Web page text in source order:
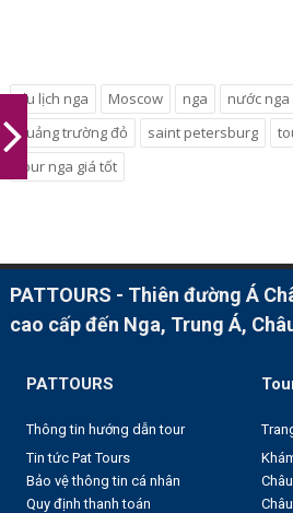
du lịch nga Moscow nga nước nga
quảng trường đỏ
saint petersburg
tour nga giá tốt
PATTOURS - Thiên đường Á
cao cấp đến Nga, Trung Á,
PATTOURS
Thông tin hướng dẫn tour
Tin tức Pat Tours
Bảo vệ thông tin cá nhân
Quy định thanh toán